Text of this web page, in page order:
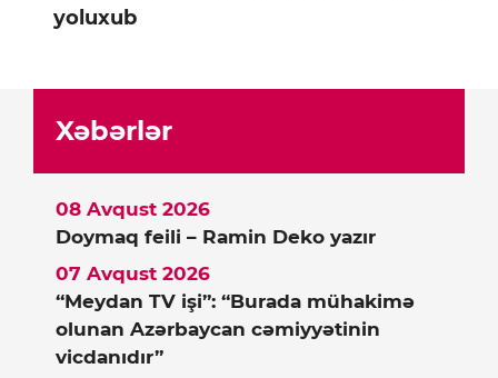
yoluxub
Xəbərlər
Doymaq feili – Ramin Deko yazır
08 Avqust 2026
“Meydan TV işi”: “Burada mühakimə
olunan Azərbaycan cəmiyyətinin
vicdanıdır”
07 Avqust 2026